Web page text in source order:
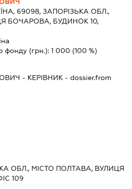
69098, ЗАПОРІЗЬКА ОБЛ.,
БОЧАРОВА, БУДИНОК 10,
фонду (грн.): 1 000 (100 %)
- КЕРІВНИК- dossier.from
ОБЛ., МІСТО ПОЛТАВА, ВУЛИЦЯ
109